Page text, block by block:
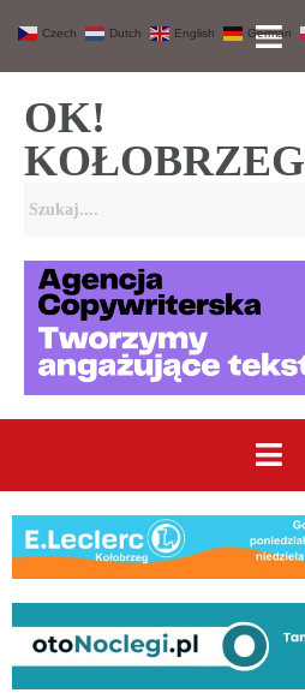
OK!
KOŁOBRZEG
Czech Dutch English German